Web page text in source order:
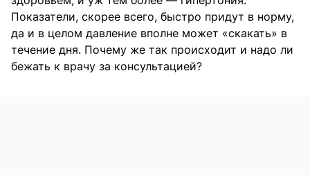
Показатели, скорее всего, быстро придут в норму,
да и в целом давление вполне может «скакать» в
течение дня. Почему же так происходит и надо ли
бежать к врачу за консультацией?